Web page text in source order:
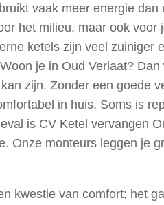
vaak meer energie dan
het milieu, maar ook voor
ketels zijn veel zuiniger
je in Oud Verlaat? Dan
zijn. Zonder een goede
in huis. Soms is
is CV Ketel vervangen
Onze monteurs leggen je
kwestie van comfort; het